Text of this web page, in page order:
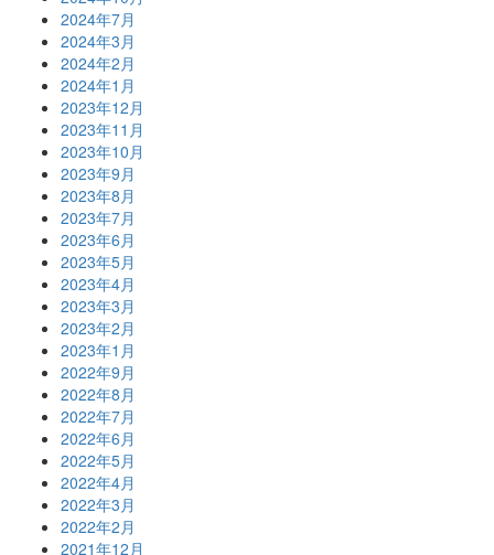
2024年7月
2024年3月
2024年2月
2024年1月
2023年12月
2023年11月
2023年10月
2023年9月
2023年8月
2023年7月
2023年6月
2023年5月
2023年4月
2023年3月
2023年2月
2023年1月
2022年9月
2022年8月
2022年7月
2022年6月
2022年5月
2022年4月
2022年3月
2022年2月
2021年12月